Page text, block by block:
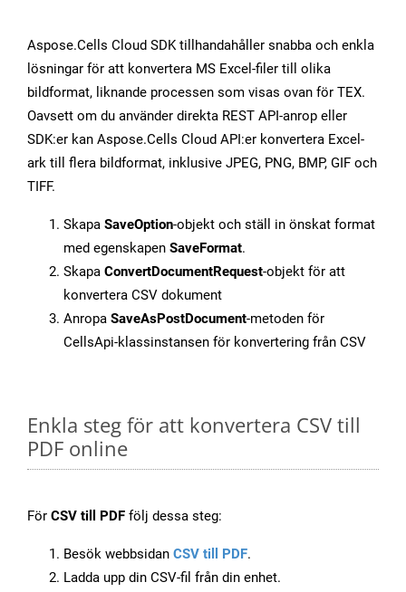
Aspose.Cells Cloud SDK tillhandahåller snabba och enkla
lösningar för att konvertera MS Excel-filer till olika
bildformat, liknande processen som visas ovan för TEX.
Oavsett om du använder direkta REST API-anrop eller
SDK:er kan Aspose.Cells Cloud API:er konvertera Excel-
ark till flera bildformat, inklusive JPEG, PNG, BMP, GIF och
TIFF.
Skapa SaveOption-objekt och ställ in önskat format
med egenskapen SaveFormat.
Skapa ConvertDocumentRequest-objekt för att
konvertera CSV dokument
Anropa SaveAsPostDocument-metoden för
CellsApi-klassinstansen för konvertering från CSV
Enkla steg för att konvertera CSV till
PDF online
För CSV till PDF följ dessa steg:
Besök webbsidan CSV till PDF.
Ladda upp din CSV-fil från din enhet.